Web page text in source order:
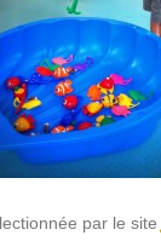
par le site